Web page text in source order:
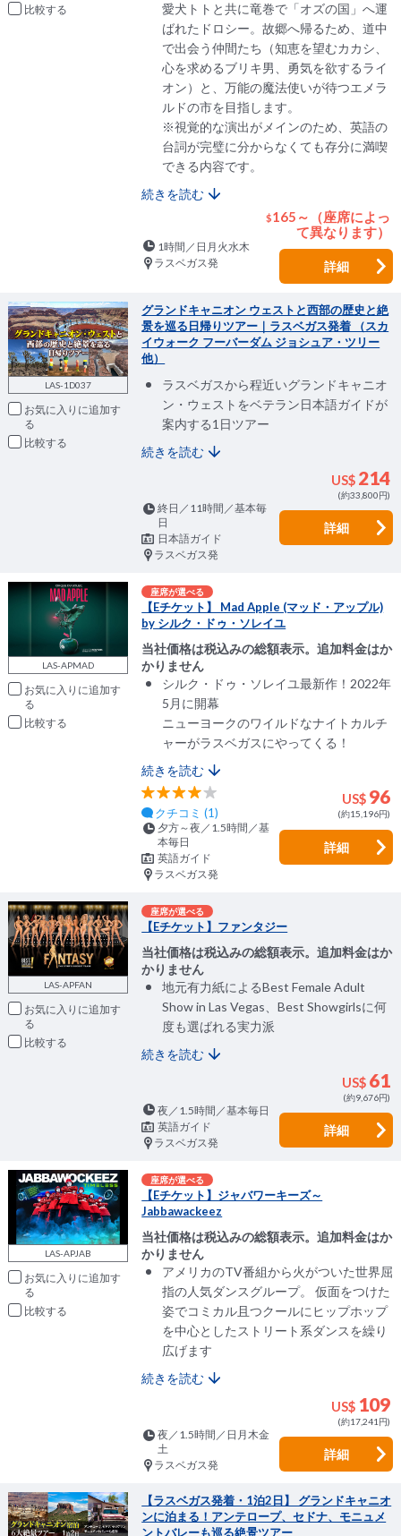
比較
愛犬トトと共に竜巻で「オズの国」へ運
ばれたドロシー。故郷へ帰るため、道中
で出会う仲間たち（知恵を望むカカシ、
心を求めるブリキ男、勇気を欲するライ
オン）と、万能の魔法使いが待つエメラ
ルドの市を目指します。
※視覚的な演出がメインのため、英語の
台詞が完璧に分からなくても存分に満喫
できる内容です。
続きを読む
$165～（座席によっ
て異なります）
1時間／日月火水木
ラスベガス発
詳細
LAS-1D037
お気に入りに追加
比較
グランドキャニオン ウェストと西部の歴史と絶
景を巡る日帰りツアー｜ラスベガス発着 （スカ
イウォーク フーバーダム ジョシュア・ツリー
他）
ラスベガスから程近いグランドキャニオ
ン・ウェストをベテラン日本語ガイドが
案内する1日ツアー
続きを読む
US$ 214
(約33,800円)
終日／11時間／基本毎
日
日本語ガイド
ラスベガス発
詳細
LAS-APMAD
お気に入りに追加
比較
座席が選べる
【Eチケット】 Mad Apple (マッド・アップル)
by シルク・ドゥ・ソレイユ
当社価格は税込みの総額表示。追加料金はか
かりません
シルク・ドゥ・ソレイユ最新作！2022年
5月に開幕
ニューヨークのワイルドなナイトカルチ
ャーがラスベガスにやってくる！
続きを読む
US$ 96
(約15,196円)
クチコミ (1)
夕方～夜／1.5時間／基
本毎日
英語ガイド
ラスベガス発
詳細
LAS-APFAN
お気に入りに追加
比較
座席が選べる
【Eチケット】ファンタジー
当社価格は税込みの総額表示。追加料金はか
かりません
地元有力紙によるBest Female Adult
Show in Las Vegas、Best Showgirlsに何
度も選ばれる実力派
続きを読む
US$ 61
(約9,676円)
夜／1.5時間／基本毎日
英語ガイド
ラスベガス発
詳細
LAS-APJAB
お気に入りに追加
比較
座席が選べる
【Eチケット】ジャバワーキーズ～
Jabbawackeez
当社価格は税込みの総額表示。追加料金はか
かりません
アメリカのTV番組から火がついた世界屈
指の人気ダンスグループ。 仮面をつけた
姿でコミカル且つクールにヒップホップ
を中心としたストリート系ダンスを繰り
広げます
続きを読む
US$ 109
(約17,241円)
夜／1.5時間／日月木金
土
ラスベガス発
詳細
【ラスベガス発着・1泊2日】 グランドキャニオ
ンに泊まる！アンテロープ、セドナ、モニュメ
ントバレーも巡る絶景ツアー